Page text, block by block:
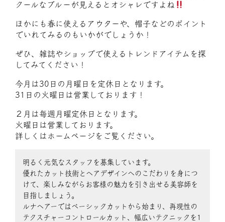
クールなブルーが見えるとオシャレですよね
ほかにも春に使えるアウターや、帽子などのポイント
でいれてみるのもいかがでしょうか！
ぜひ、雑誌やショップで使えるトレンドアイテムを探
してみてください！
今月は30日の月曜日を定休日となります。
31日の火曜日は営業しております！
２月は毎週月曜定休日となります。
火曜日は営業しております。
詳しくはホームページをご覧ください。
明るく元気なスタッフを募集しています。
優れたカット技術とヘアデザインへのこだわりを身につ
けて、楽しみながらお客様の魅力を引き出せる美容師を
目指しましょう。
ルナヘアーではベーシックカットから始まり、再現性の
テクスチャーコントロールカット、幅広いテクニックを1